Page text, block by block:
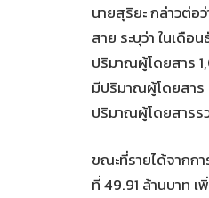
นายสุริยะ กล่าวต่อ
สาย ระบุว่า ในเดื
ปริมาณผู้โดยสาร
มีปริมาณผู้โดยสาร
ปริมาณผู้โดยสารร
ขณะที่รายได้จากก
ที่ 49.91 ล้านบาท